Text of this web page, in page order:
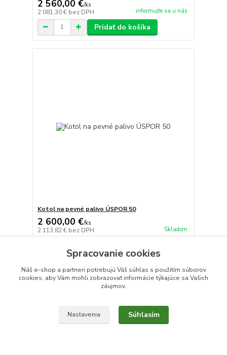
2 560,00 €/ks
2 081,30 € bez DPH informujte sa u nás
Pridať do košíka
Kotol na pevné palivo ÚSPOR 50
2 600,00 €/ks
2 113,82 € bez DPH Skladom
Spracovanie cookies
Náš e-shop a partneri potrebujú Váš súhlas s použitím súborov
cookies, aby Vám mohli zobrazovať informácie týkajúce sa Vašich
záujmov.
Nastavenia Súhlasím